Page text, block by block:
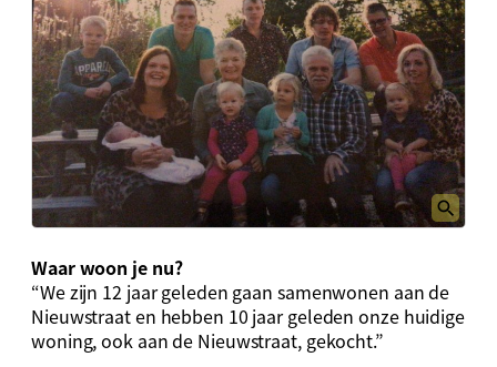
Waar woon je nu?
“We zijn 12 jaar geleden gaan samenwonen aan de
Nieuwstraat en hebben 10 jaar geleden onze huidige
woning, ook aan de Nieuwstraat, gekocht.”